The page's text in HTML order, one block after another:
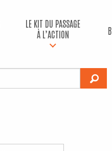
LE KIT DU PASSAGE
À L’ACTION